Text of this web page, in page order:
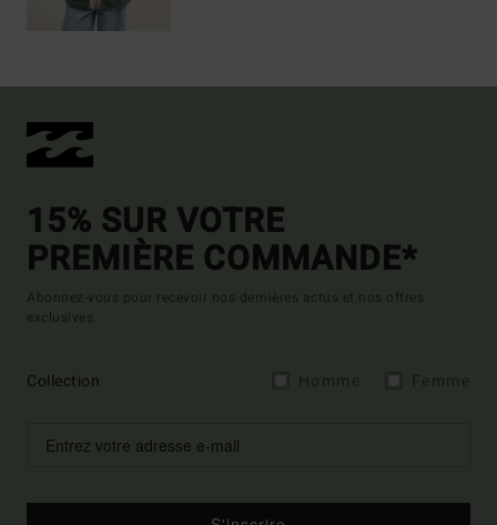
15% SUR VOTRE
PREMIÈRE COMMANDE*
Abonnez-vous pour recevoir nos dernières actus et nos offres
exclusives.
Collection